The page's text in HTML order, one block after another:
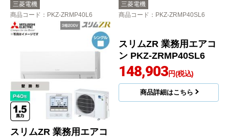
三菱電機
商品コード ：PKZ-ZRMP40L6
スリムZR 業務用エアコ
三菱電機
商品コード ：PKZ-ZRMP40SL6